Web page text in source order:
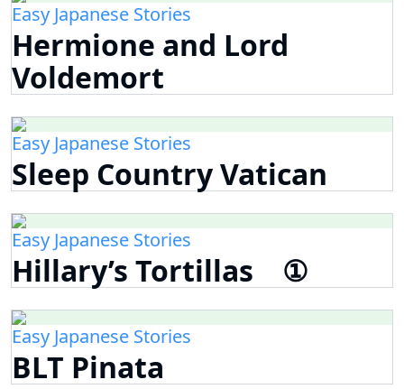
Easy Japanese Stories
Hermione and Lord
Voldemort
Easy Japanese Stories
Sleep Country Vatican
Easy Japanese Stories
Hillary’s Tortillas ①
Easy Japanese Stories
BLT Pinata